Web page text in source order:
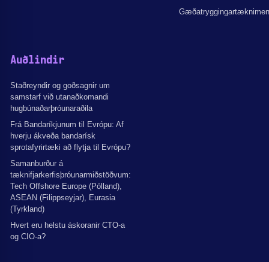
Auðlindir
Staðreyndir og goðsagnir um
samstarf við utanaðkomandi
hugbúnaðarþróunaraðila
Frá Bandaríkjunum til Evrópu: Af
hverju ákveða bandarísk
sprotafyrirtæki að flytja til Evrópu?
Samanburður á
tæknifjarkerfisþróunarmiðstöðvum:
Tech Offshore Europe (Pólland),
ASEAN (Filippseyjar), Eurasia
(Tyrkland)
Hvert eru helstu áskoranir CTO-a
og CIO-a?